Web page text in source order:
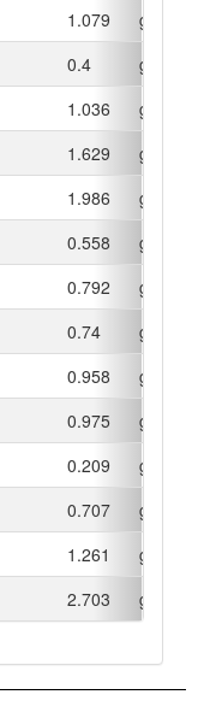
1.079
g
0.4
g
1.036
g
1.629
g
1.986
g
0.558
g
0.792
g
0.74
g
0.958
g
0.975
g
0.209
g
0.707
g
1.261
g
2.703 g